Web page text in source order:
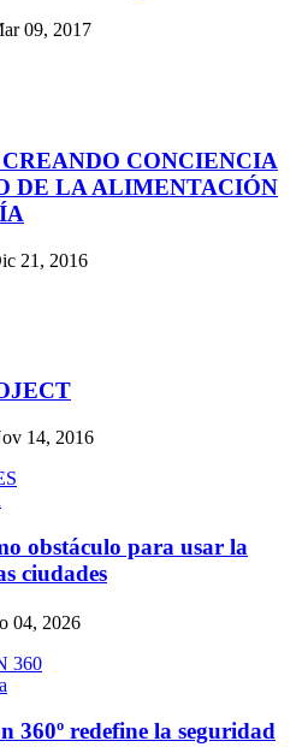
09, 2017
CONCIENCIA
DE LA ALIMENTACIÓN
21, 2016
14, 2016
obstáculo para usar la
ciudades
04, 2026
360º redefine la seguridad